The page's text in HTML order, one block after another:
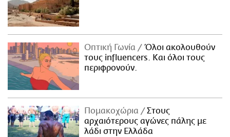
Οπτική Γωνία
Όλοι ακολουθούν
τους influencers. Και όλοι τους
περιφρονούν.
Πομακοχώρια
Στους
αρχαιότερους αγώνες πάλης με
λάδι στην Ελλάδα